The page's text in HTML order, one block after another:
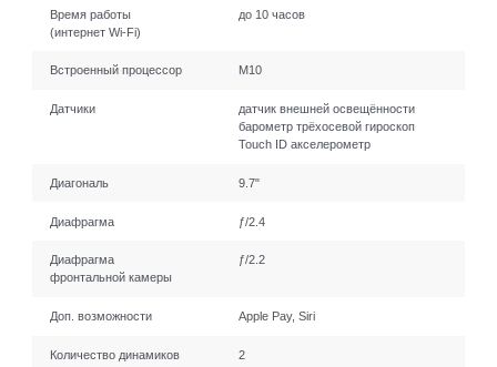
Время работы
(интернет Wi-Fi)
до 10 часов
Встроенный процессор М10
Датчики
датчик внешней освещённости
барометр трёхосевой гироскоп
Touch ID акселерометр
Диагональ 9.7"
Диафрагма ƒ/2.4
Диафрагма
фронтальной камеры
ƒ/2.2
Доп. возможности Apple Pay, Siri
Количество динамиков 2